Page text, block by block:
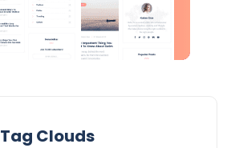
Tag Clouds